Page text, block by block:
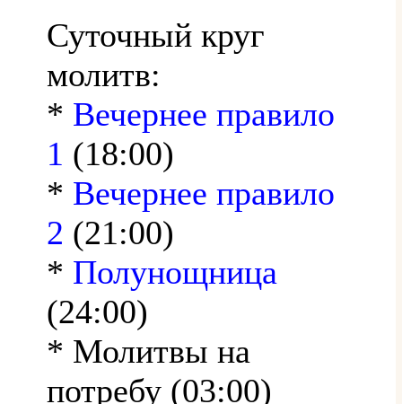
Суточный круг
молитв:
* Вечернее правило
1 (18:00)
* Вечернее правило
2 (21:00)
* Полунощница
(24:00)
* Молитвы на
потребу (03:00)